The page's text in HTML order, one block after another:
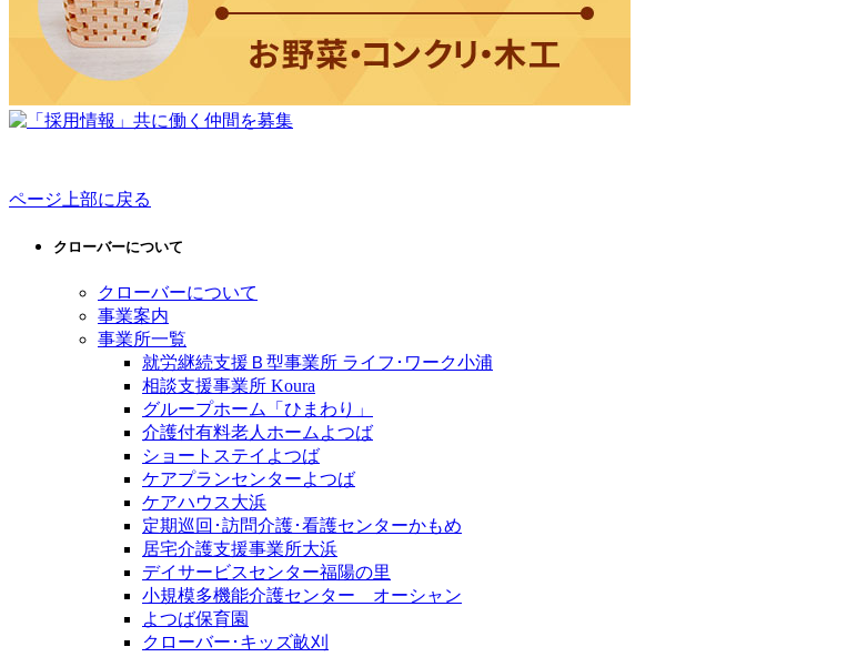
ページ上部に戻る
クローバーについて
クローバーについて
事業案内
事業所一覧
就労継続支援Ｂ型事業所 ライフ･ワーク小浦
相談支援事業所 Koura
グループホーム「ひまわり」
介護付有料老人ホームよつば
ショートステイよつば
ケアプランセンターよつば
ケアハウス大浜
定期巡回･訪問介護･看護センターかもめ
居宅介護支援事業所大浜
デイサービスセンター福陽の里
小規模多機能介護センター オーシャン
よつば保育園
クローバー･キッズ畝刈